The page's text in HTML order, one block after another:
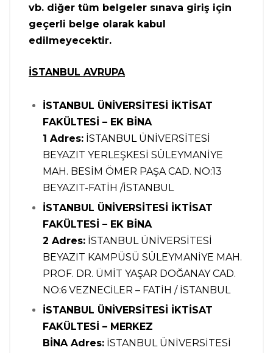
vb. diğer tüm belgeler sınava giriş için
geçerli belge olarak kabul
edilmeyecektir.
İSTANBUL AVRUPA
İSTANBUL ÜNİVERSİTESİ İKTİSAT
FAKÜLTESİ – EK BİNA
1 Adres: İSTANBUL ÜNİVERSİTESİ
BEYAZIT YERLEŞKESİ SÜLEYMANİYE
MAH. BESİM ÖMER PAŞA CAD. NO:13
BEYAZIT-FATİH /İSTANBUL
İSTANBUL ÜNİVERSİTESİ İKTİSAT
FAKÜLTESİ – EK BİNA
2 Adres: İSTANBUL ÜNİVERSİTESİ
BEYAZIT KAMPÜSÜ SÜLEYMANİYE MAH.
PROF. DR. ÜMİT YAŞAR DOĞANAY CAD.
NO:6 VEZNECİLER – FATİH / İSTANBUL
İSTANBUL ÜNİVERSİTESİ İKTİSAT
FAKÜLTESİ – MERKEZ
BİNA Adres: İSTANBUL ÜNİVERSİTESİ